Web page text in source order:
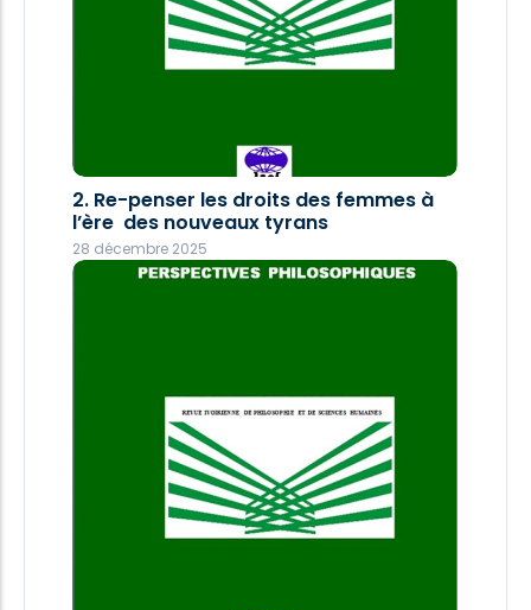
2. Re-penser les droits des femmes à
l’ère des nouveaux tyrans
28 décembre 2025
2. Re-penser les droits des femmes à
l’ère des nouveaux tyrans
28 décembre 2025